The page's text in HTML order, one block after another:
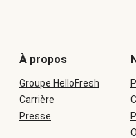
À propos
Groupe HelloFresh
Carrière
Presse